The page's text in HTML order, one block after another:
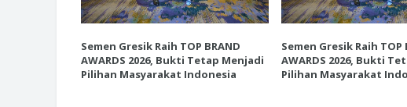
Semen Gresik Raih TOP BRAND
AWARDS 2026, Bukti Tetap Menjadi
Pilihan Masyarakat Indonesia
Semen Gresik Raih TOP
AWARDS 2026, Bukti
Pilihan Masyarakat
INI CARA UMAT KRISTIANI SALATIGA
JAGA KERUKUNAN SAMBUT NATAL